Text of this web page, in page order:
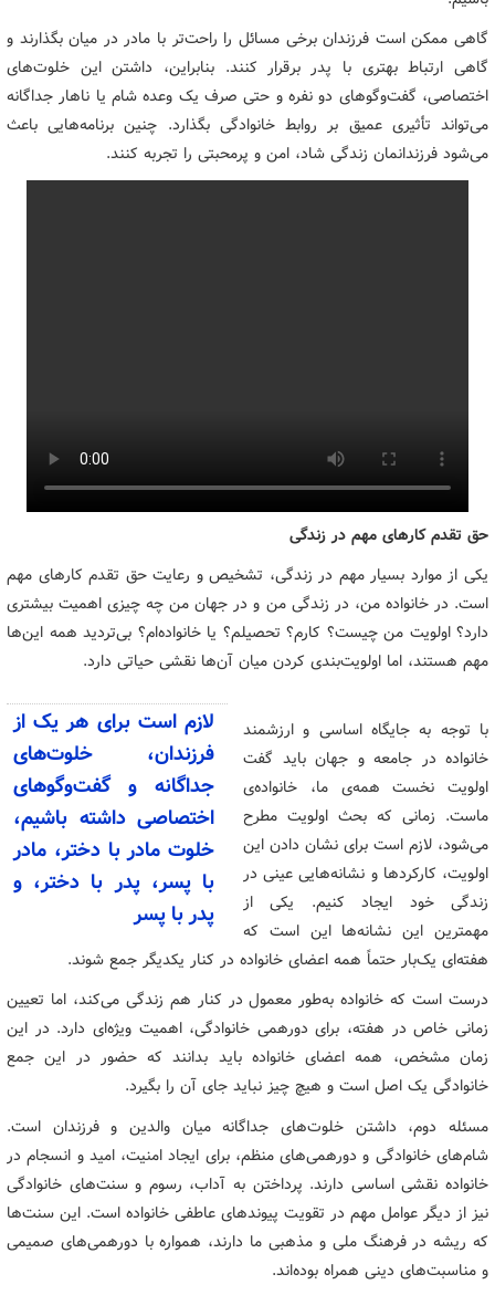
گاهی ممکن است فرزندان برخی مسائل را راحت‌تر با مادر در میان بگذارند و
گاهی ارتباط بهتری با پدر برقرار کنند. بنابراین، داشتن این خلوت‌های
اختصاصی، گفت‌وگوهای دو نفره و حتی صرف یک وعده شام یا ناهار جداگانه
می‌تواند تأثیری عمیق بر روابط خانوادگی بگذارد. چنین برنامه‌هایی باعث
می‌شود فرزندانمان زندگی شاد، امن و پرمحبتی را تجربه کنند.
حق تقدم کارهای مهم در زندگی
یکی از موارد بسیار مهم در زندگی، تشخیص و رعایت حق تقدم کارهای مهم
است. در خانواده‌ من، در زندگی من و در جهان من چه چیزی اهمیت بیشتری
دارد؟ اولویت من چیست؟ کارم؟ تحصیلم؟ یا خانواده‌ام؟ بی‌تردید همه این‌ها
مهم‌ هستند، اما اولویت‌بندی کردن میان آن‌ها نقشی حیاتی دارد.
لازم است برای هر یک از
فرزندان، خلوت‌های
جداگانه و گفت‌وگوهای
اختصاصی داشته باشیم،
خلوت مادر با دختر، مادر
با پسر، پدر با دختر، و
پدر با پسر
با توجه به جایگاه اساسی و ارزشمند
خانواده در جامعه و جهان باید گفت
اولویت نخست همه‌ی ما، خانواده‌ی
ماست. زمانی که بحث اولویت مطرح
می‌شود، لازم است برای نشان دادن این
اولویت، کارکردها و نشانه‌هایی عینی در
زندگی خود ایجاد کنیم. یکی از
مهمترین این نشانه‌ها این است که
هفته‌ای یک‌بار حتماً همه‌ اعضای خانواده در کنار یکدیگر جمع شوند.
درست است که خانواده به‌طور معمول در کنار هم زندگی می‌کند، اما تعیین
زمانی خاص در هفته، برای دورهمی خانوادگی، اهمیت ویژه‌ای دارد. در این
زمان مشخص، همه‌ اعضای خانواده باید بدانند که حضور در این جمع
خانوادگی یک اصل است و هیچ چیز نباید جای آن را بگیرد.
مسئله‌ دوم، داشتن خلوت‌های جداگانه میان والدین و فرزندان است.
شام‌های خانوادگی و دورهمی‌های منظم، برای ایجاد امنیت، امید و انسجام در
خانواده نقشی اساسی دارند. پرداختن به آداب، رسوم و سنت‌های خانوادگی
نیز از دیگر عوامل مهم در تقویت پیوندهای عاطفی خانواده است. این سنت‌ها
که ریشه در فرهنگ ملی و مذهبی ما دارند، همواره با دورهمی‌های صمیمی
و مناسبت‌های دینی همراه بوده‌اند.